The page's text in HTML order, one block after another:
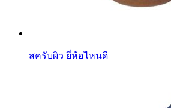
สครับผิว ยี่ห้อไหนดี